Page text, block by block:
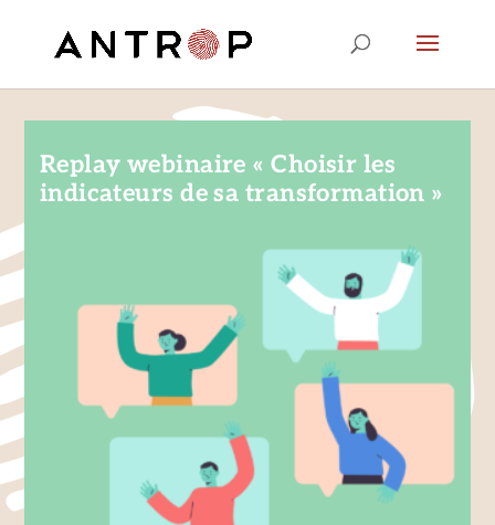
Replay webinaire « Choisir les
indicateurs de sa transformation »